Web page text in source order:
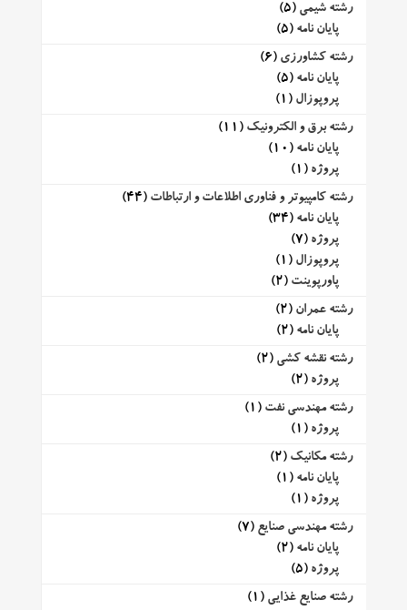
رشته شیمی (5)
پایان نامه (5)
رشته کشاورزی (6)
پایان نامه (5)
پروپوزال (1)
رشته برق و الکترونیک (11)
پایان نامه (10)
پروژه (1)
رشته کامپیوتر و فناوری اطلاعات و ارتباطات (44)
پایان نامه (34)
پروژه (7)
پروپوزال (1)
پاورپوینت (2)
رشته عمران (2)
پایان نامه (2)
رشته نقشه کشی (2)
پروژه (2)
رشته مهندسی نفت (1)
پروژه (1)
رشته مکانیک (2)
پایان نامه (1)
پروژه (1)
رشته مهندسی صنایع (7)
پایان نامه (2)
پروژه (5)
رشته صنایع غذایی (1)